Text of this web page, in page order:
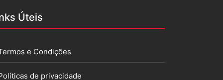
Úteis
e Condições
de privacidade